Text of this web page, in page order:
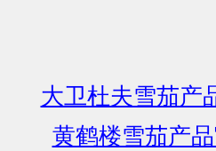
大卫杜夫雪茄产
黄鹤楼雪茄产